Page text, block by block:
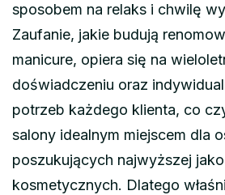
sposobem na relaks i chwilę
Zaufanie, jakie budują
manicure, opiera się na
doświadczeniu oraz
potrzeb każdego klienta, co
salony idealnym miejscem dla
poszukujących najwyższej
kosmetycznych. Dlatego